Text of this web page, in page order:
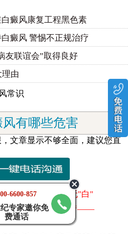
癜风康复工程黑色素
癜风 警惕不正规治疗
友联谊会”取得良好
由
常识
有哪些危害
，文章显示不够全面，建议您直
·强强联合天下无"白"
益帮扶 精细诊疗——
6600-857
专家邀你免
费通话